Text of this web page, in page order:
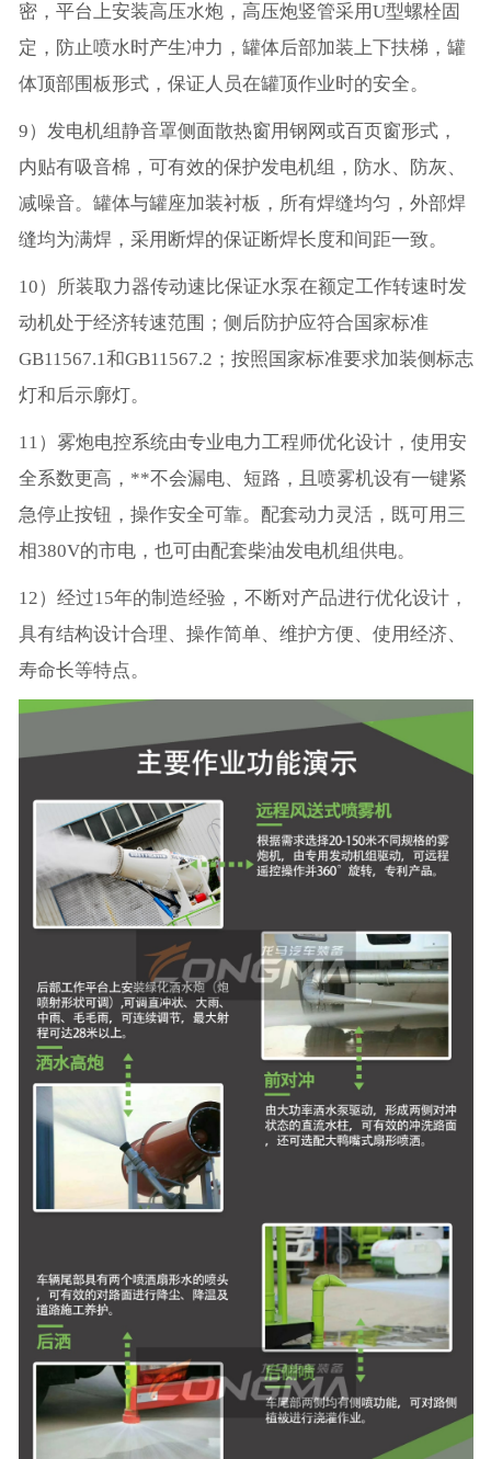
密，平台上安装高压水炮，高压炮竖管采用U型螺栓固
定，防止喷水时产生冲力，罐体后部加装上下扶梯，罐
体顶部围板形式，保证人员在罐顶作业时的安全。
9）发电机组静音罩侧面散热窗用钢网或百页窗形式，
内贴有吸音棉，可有效的保护发电机组，防水、防灰、
减噪音。罐体与罐座加装衬板，所有焊缝均匀，外部焊
缝均为满焊，采用断焊的保证断焊长度和间距一致。
10）所装取力器传动速比保证水泵在额定工作转速时发
动机处于经济转速范围；侧后防护应符合国家标准
GB11567.1和GB11567.2；按照国家标准要求加装侧标志
灯和后示廓灯。
11）雾炮电控系统由专业电力工程师优化设计，使用安
全系数更高，**不会漏电、短路，且喷雾机设有一键紧
急停止按钮，操作安全可靠。配套动力灵活，既可用三
相380V的市电，也可由配套柴油发电机组供电。
12）经过15年的制造经验，不断对产品进行优化设计，
具有结构设计合理、操作简单、维护方便、使用经济、
寿命长等特点。